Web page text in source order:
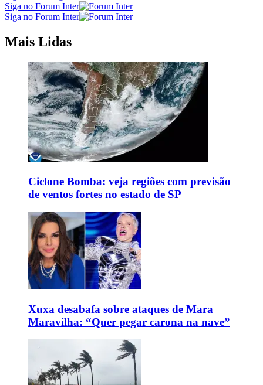
Siga no Forum Inter
Siga no Forum Inter
Mais Lidas
Ciclone Bomba: veja regiões com previsão
de ventos fortes no estado de SP
Xuxa desabafa sobre ataques de Mara
Maravilha: “Quer pegar carona na nave”